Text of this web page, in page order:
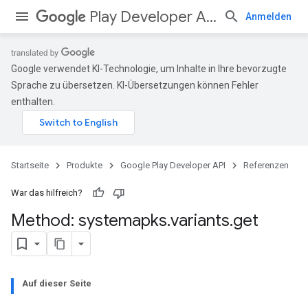
Play Developer API Anmelden
Google verwendet KI-Technologie, um Inhalte in Ihre bevorzugte
Sprache zu übersetzen. KI-Übersetzungen können Fehler
enthalten.
Startseite Produkte Google Play Developer API Referenzen
War das hilfreich?
Method: systemapks.variants.get
Auf dieser Seite